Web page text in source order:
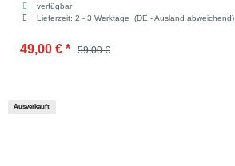
verfügbar
Lieferzeit: 2 - 3 Werktage (DE - Ausland abweichend)
49,00 € * 59,00 €
Ausverkauft